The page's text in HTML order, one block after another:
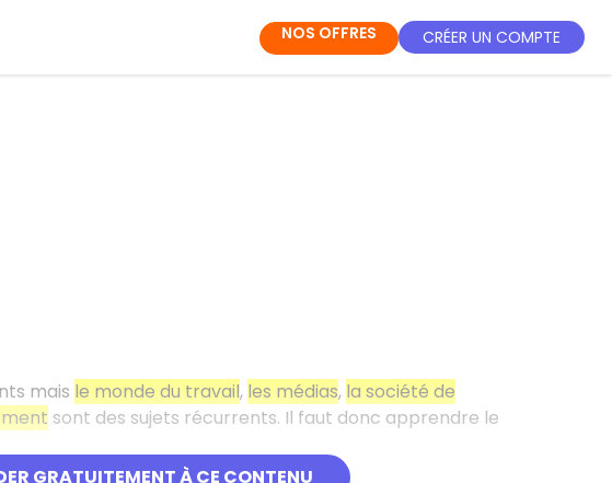
NOS OFFRES CRÉER UN COMPTE
GRATUITEMENT À CE CONTENU
mais le monde du travail, les médias, la société de
sont des sujets récurrents. Il faut donc apprendre le